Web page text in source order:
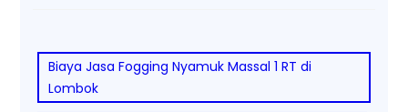
Biaya Jasa Fogging Nyamuk Massal 1 RT di
Lombok